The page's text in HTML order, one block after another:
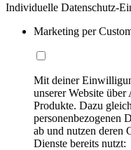
Individuelle Datenschutz-
Marketing per
Mit deiner
unserer Website
Produkte. Dazu
personenbezogenen
ab und nutzen deren
Dienste bereits nutzt: